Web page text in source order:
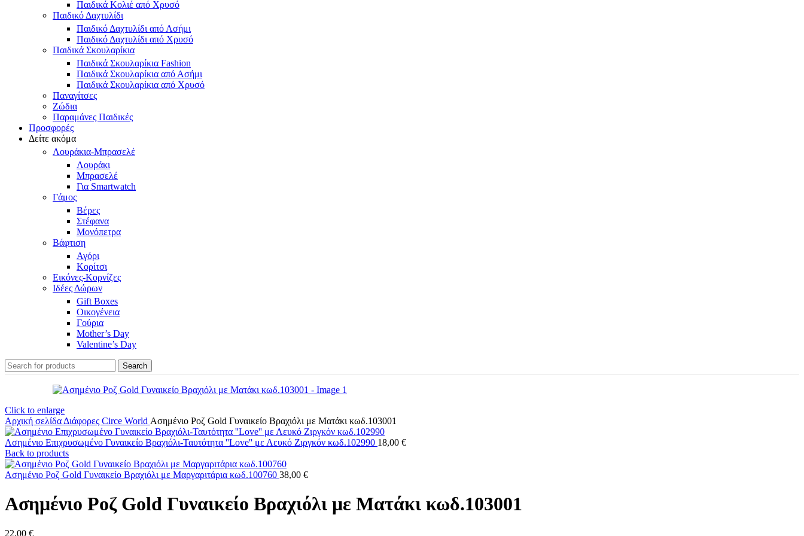
Παιδικά Κολιέ από Χρυσό
Παιδικό Δαχτυλίδι
Παιδικό Δαχτυλίδι από Ασήμι
Παιδικό Δαχτυλίδι από Χρυσό
Παιδικά Σκουλαρίκια
Παιδικά Σκουλαρίκια Fashion
Παιδικά Σκουλαρίκια από Ασήμι
Παιδικά Σκουλαρίκια από Χρυσό
Παναγίτσες
Ζώδια
Παραμάνες Παιδικές
Προσφορές
Δείτε ακόμα
Λουράκια-Μπρασελέ
Λουράκι
Μπρασελέ
Για Smartwatch
Γάμος
Βέρες
Στέφανα
Μονόπετρα
Βάφτιση
Αγόρι
Κορίτσι
Εικόνες-Κορνίζες
Ιδέες Δώρων
Gift Boxes
Οικογένεια
Γούρια
Mother’s Day
Valentine’s Day
Search
Click to enlarge
Αρχική σελίδα Διάφορες Circe World Ασημένιο Ροζ Gold Γυναικείο Βραχιόλι με Ματάκι κωδ.103001
Ασημένιο Επιχρυσωμένο Γυναικείο Βραχιόλι-Ταυτότητα ''Love'' με Λευκό Ζιργκόν κωδ.102990 18,00 €
Back to products
Ασημένιο Ροζ Gold Γυναικείο Βραχιόλι με Μαργαριτάρια κωδ.100760 38,00 €
Ασημένιο Ροζ Gold Γυναικείο Βραχιόλι με Ματάκι κωδ.103001
22,00 €